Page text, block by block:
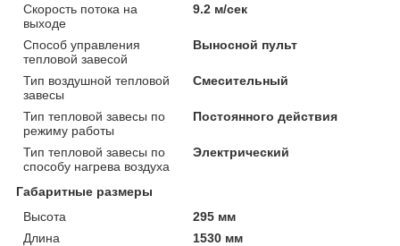
Скорость потока на
выходе
9.2 м/сек
Способ управления
тепловой завесой
Выносной пульт
Тип воздушной тепловой
завесы
Смесительный
Тип тепловой завесы по
режиму работы
Постоянного действия
Тип тепловой завесы по
способу нагрева воздуха
Электрический
Габаритные размеры
Высота
295 мм
Длина
1530 мм